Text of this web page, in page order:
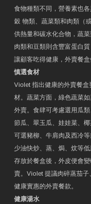
食物種類不同，營養素也
穀 物類、蔬菜類和肉類（
供熱量和碳水化合物，蔬
肉類和豆類則含豐富蛋白
讓顧客吃得健康，外賣餐盒
慎選食材
Violet 指出健康的外賣餐
材。蔬菜方面，綠色蔬菜
外賣。食肆可考慮選用瓜
節瓜、翠玉瓜、娃娃菜、
可選豬柳、牛肩肉及西冷
少油快炒、蒸、焗、炆等
存放於餐盒後，外皮便會
賣。Violet 提議肉碎蒸茄
健康實惠的外賣餐款。
健康湯水